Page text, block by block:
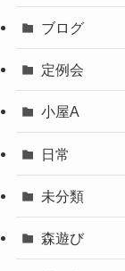
ブログ
定例会
小屋A
日常
未分類
森遊び